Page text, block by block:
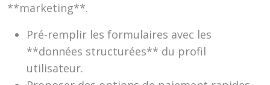
**marketing**.
Pré-remplir les formulaires avec les
**données structurées** du profil
utilisateur.